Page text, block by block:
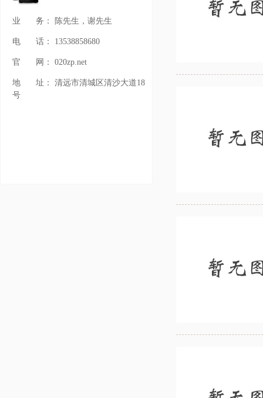
业 务： 陈先生，谢先生
电 话： 13538858680
官 网： 020zp.net
地 址：
清远市清城区清沙大道18
号